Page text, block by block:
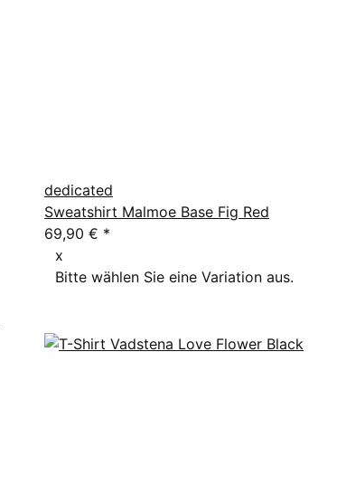
dedicated
Sweatshirt Malmoe Base Fig Red
69,90 € *
x
Bitte wählen Sie eine Variation aus.